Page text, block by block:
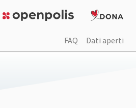
FAQ Dati aperti